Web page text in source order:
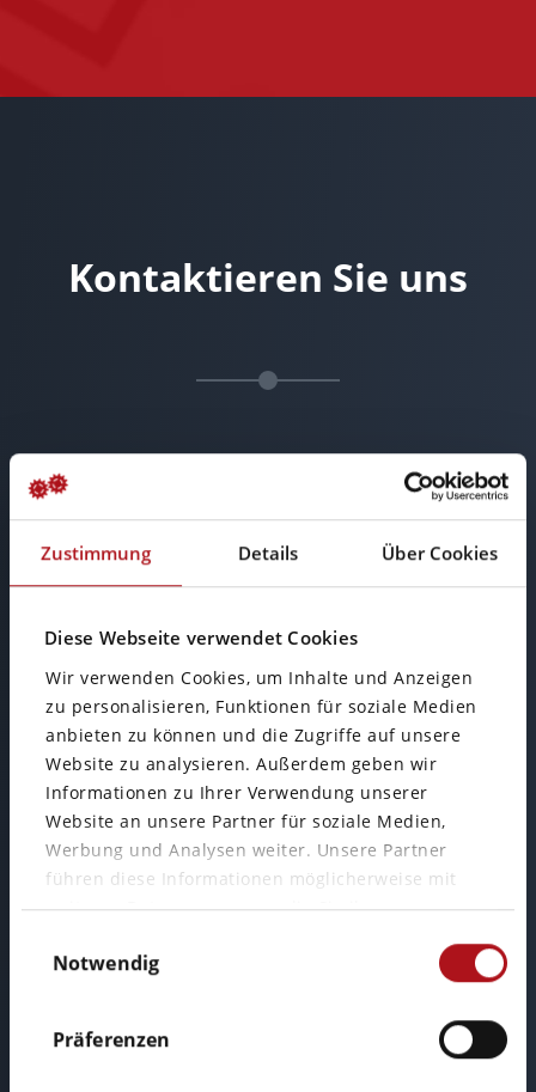
Zustimmung Details Über Cookies
Diese Webseite verwendet Cookies
Wir verwenden Cookies, um Inhalte und Anzeigen
zu personalisieren, Funktionen für soziale Medien
anbieten zu können und die Zugriffe auf unsere
Website zu analysieren. Außerdem geben wir
Informationen zu Ihrer Verwendung unserer
Website an unsere Partner für soziale Medien,
Werbung und Analysen weiter. Unsere Partner
führen diese Informationen möglicherweise mit
weiteren Daten zusammen, die Sie ihnen
Nutzung der Dienste gesammelt haben.
Notwendig
Präferenzen
Kontaktieren Sie uns
Büro Wiesbaden
Mainzer Straße 75
65189 Wiesbaden